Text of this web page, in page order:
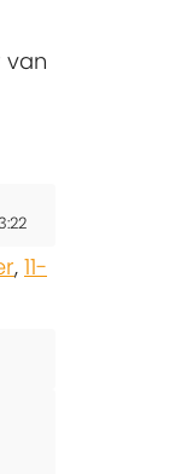
van
, 11-